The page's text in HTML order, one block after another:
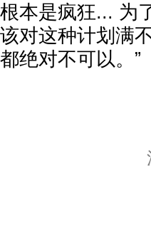
根本是疯狂... 为
该对这种计划满
都绝对不可以。”